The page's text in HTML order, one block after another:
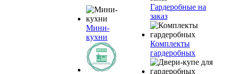
Мини-
кухни
Гардеробные на
заказ
Комплекты
гардеробных